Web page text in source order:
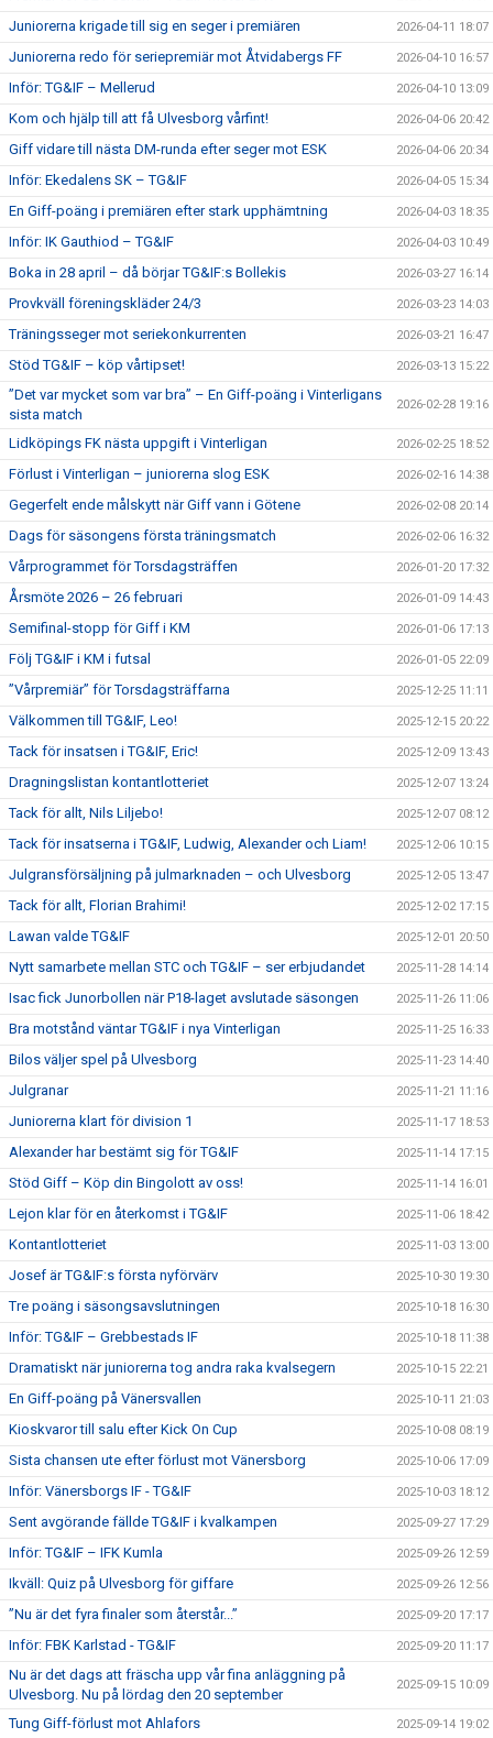
Juniorerna krigade till sig en seger i premiären 2026-04-11 18:07
Juniorerna redo för seriepremiär mot Åtvidabergs FF 2026-04-10 16:57
Inför: TG&IF – Mellerud 2026-04-10 13:09
Kom och hjälp till att få Ulvesborg vårfint! 2026-04-06 20:42
Giff vidare till nästa DM-runda efter seger mot ESK 2026-04-06 20:34
Inför: Ekedalens SK – TG&IF 2026-04-05 15:34
En Giff-poäng i premiären efter stark upphämtning 2026-04-03 18:35
Inför: IK Gauthiod – TG&IF 2026-04-03 10:49
Boka in 28 april – då börjar TG&IF:s Bollekis 2026-03-27 16:14
Provkväll föreningskläder 24/3 2026-03-23 14:03
Träningsseger mot seriekonkurrenten 2026-03-21 16:47
Stöd TG&IF – köp vårtipset! 2026-03-13 15:22
”Det var mycket som var bra” – En Giff-poäng i Vinterligans
sista match
2026-02-28 19:16
Lidköpings FK nästa uppgift i Vinterligan 2026-02-25 18:52
Förlust i Vinterligan – juniorerna slog ESK 2026-02-16 14:38
Gegerfelt ende målskytt när Giff vann i Götene 2026-02-08 20:14
Dags för säsongens första träningsmatch 2026-02-06 16:32
Vårprogrammet för Torsdagsträffen 2026-01-20 17:32
Årsmöte 2026 – 26 februari 2026-01-09 14:43
Semifinal-stopp för Giff i KM 2026-01-06 17:13
Följ TG&IF i KM i futsal 2026-01-05 22:09
”Vårpremiär” för Torsdagsträffarna 2025-12-25 11:11
Välkommen till TG&IF, Leo! 2025-12-15 20:22
Tack för insatsen i TG&IF, Eric! 2025-12-09 13:43
Dragningslistan kontantlotteriet 2025-12-07 13:24
Tack för allt, Nils Liljebo! 2025-12-07 08:12
Tack för insatserna i TG&IF, Ludwig, Alexander och Liam! 2025-12-06 10:15
Julgransförsäljning på julmarknaden – och Ulvesborg 2025-12-05 13:47
Tack för allt, Florian Brahimi! 2025-12-02 17:15
Lawan valde TG&IF 2025-12-01 20:50
Nytt samarbete mellan STC och TG&IF – ser erbjudandet 2025-11-28 14:14
Isac fick Junorbollen när P18-laget avslutade säsongen 2025-11-26 11:06
Bra motstånd väntar TG&IF i nya Vinterligan 2025-11-25 16:33
Bilos väljer spel på Ulvesborg 2025-11-23 14:40
Julgranar 2025-11-21 11:16
Juniorerna klart för division 1 2025-11-17 18:53
Alexander har bestämt sig för TG&IF 2025-11-14 17:15
Stöd Giff – Köp din Bingolott av oss! 2025-11-14 16:01
Lejon klar för en återkomst i TG&IF 2025-11-06 18:42
Kontantlotteriet 2025-11-03 13:00
Josef är TG&IF:s första nyförvärv 2025-10-30 19:30
Tre poäng i säsongsavslutningen 2025-10-18 16:30
Inför: TG&IF – Grebbestads IF 2025-10-18 11:38
Dramatiskt när juniorerna tog andra raka kvalsegern 2025-10-15 22:21
En Giff-poäng på Vänersvallen 2025-10-11 21:03
Kioskvaror till salu efter Kick On Cup 2025-10-08 08:19
Sista chansen ute efter förlust mot Vänersborg 2025-10-06 17:09
Inför: Vänersborgs IF - TG&IF 2025-10-03 18:12
Sent avgörande fällde TG&IF i kvalkampen 2025-09-27 17:29
Inför: TG&IF – IFK Kumla 2025-09-26 12:59
Ikväll: Quiz på Ulvesborg för giffare 2025-09-26 12:56
”Nu är det fyra finaler som återstår...” 2025-09-20 17:17
Inför: FBK Karlstad - TG&IF 2025-09-20 11:17
Nu är det dags att fräscha upp vår fina anläggning på
Ulvesborg. Nu på lördag den 20 september
2025-09-15 10:09
Tung Giff-förlust mot Ahlafors 2025-09-14 19:02